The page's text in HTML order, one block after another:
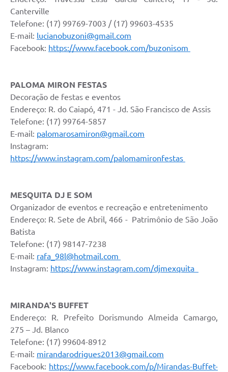
Canterville
Telefone: (17) 99769-7003 / (17) 99603-4535
E-mail: lucianobuzoni@gmail.com
Facebook: https://www.facebook.com/buzonisom
PALOMA MIRON FESTAS
Decoração de festas e eventos
Endereço: R. do Caiapó, 471 - Jd. São Francisco de Assis
Telefone: (17) 99764-5857
E-mail: palomarosamiron@gmail.com
Instagram:
https://www.instagram.com/palomamironfestas
MESQUITA DJ E SOM
Organizador de eventos e recreação e entretenimento
Endereço: R. Sete de Abril, 466 - Patrimônio de São João
Batista
Telefone: (17) 98147-7238
E-mail: rafa_98l@hotmail.com
Instagram: https://www.instagram.com/djmexquita
MIRANDA'S BUFFET
Endereço: R. Prefeito Dorismundo Almeida Camargo,
275 – Jd. Blanco
Telefone: (17) 99604-8912
E-mail: mirandarodrigues2013@gmail.com
Facebook: https://www.facebook.com/p/Mirandas-Buffet-